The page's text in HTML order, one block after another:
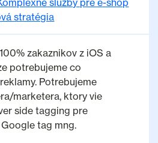
služby pre e-shop
stratégia
zakaznikov z iOS a
potrebujeme co
Potrebujeme
marketera, ktory vie
side tagging pre
tag mng.